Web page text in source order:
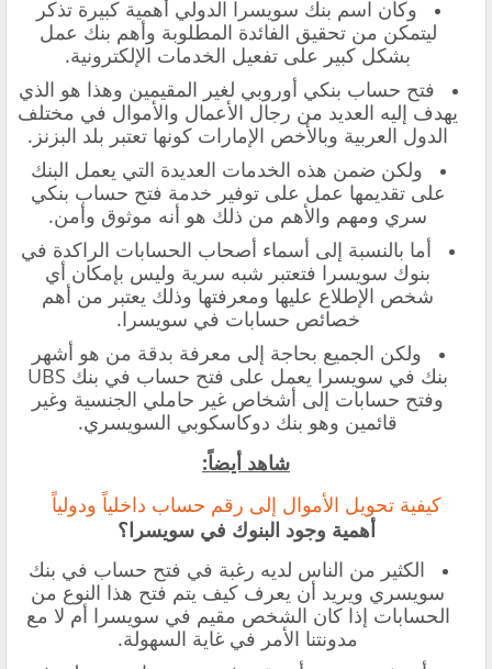
وكان اسم بنك سويسرا الدولي أهمية كبيرة تذكر
ليتمكن من تحقيق الفائدة المطلوبة وأهم بنك عمل
بشكل كبير على تفعيل الخدمات الإلكترونية.
فتح حساب بنكي أوروبي لغير المقيمين وهذا هو الذي
يهدف إليه العديد من رجال الأعمال والأموال في مختلف
الدول العربية وبالأخص الإمارات كونها تعتبر بلد البزنز.
ولكن ضمن هذه الخدمات العديدة التي يعمل البنك
على تقديمها عمل على توفير خدمة فتح حساب بنكي
سري ومهم والأهم من ذلك هو أنه موثوق وأمن.
أما بالنسبة إلى أسماء أصحاب الحسابات الراكدة في
بنوك سويسرا فتعتبر شبه سرية وليس بإمكان أي
شخص الإطلاع عليها ومعرفتها وذلك يعتبر من أهم
خصائص حسابات في سويسرا.
ولكن الجميع بحاجة إلى معرفة بدقة من هو أشهر
بنك في سويسرا يعمل على فتح حساب في بنك UBS
وفتح حسابات إلى أشخاص غير حاملي الجنسية وغير
قائمين وهو بنك دوكاسكوبي السويسري.
شاهد أيضاً:
كيفية تحويل الأموال إلى رقم حساب داخلياً ودولياً
أهمية وجود البنوك في سويسرا؟
الكثير من الناس لديه رغبة في فتح حساب في بنك
سويسري ويريد أن يعرف كيف يتم فتح هذا النوع من
الحسابات إذا كان الشخص مقيم في سويسرا أم لا مع
مدونتنا الأمر في غاية السهولة.